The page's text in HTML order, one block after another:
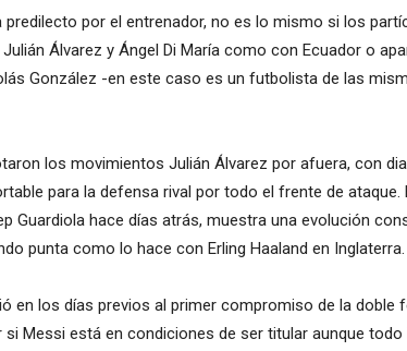
por el entrenador, no es lo mismo si los
Álvarez y Ángel Di María como con Ecuador o
González -en este caso es un futbolista de las
los movimientos Julián Álvarez por afuera, con
para la defensa rival por todo el frente de ataque.
Guardiola hace días atrás, muestra una evolución
punta como lo hace con Erling Haaland en Inglaterra.
en los días previos al primer compromiso de la doble
Messi está en condiciones de ser titular aunque todo